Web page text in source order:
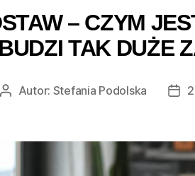
– CZYM
BUDZI TAK DUŻE
AutorAutor: Stefania Podolska